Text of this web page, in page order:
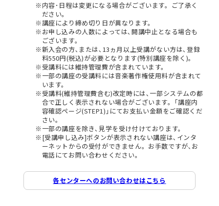
内容･日程は変更になる場合がございます。ご了承く
ださい。
講座により締め切り日が異なります。
お申し込みの人数によっては､開講中止となる場合も
ございます。
新入会の方､または､13ヵ月以上受講がない方は､登録
料550円(税込)が必要となります(特別講座を除く)。
受講料には維持管理費が含まれています。
一部の講座の受講料には音楽著作権使用料が含まれて
います。
受講料(維持管理費含む)改定時には､一部システムの都
合で正しく表示されない場合がございます。｢講座内
容確認ページ(STEP1)｣にてお支払い金額をご確認くだ
さい。
一部の講座を除き､見学を受け付けております。
[受講申し込み]ボタンが表示されない講座は､インタ
ーネットからの受付ができません。お手数ですが､お
電話にてお問い合わせください。
各センターへのお問い合わせはこちら